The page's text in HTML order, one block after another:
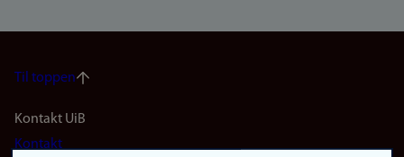
Til toppen
Footer
Kontakt UiB
Kontakt